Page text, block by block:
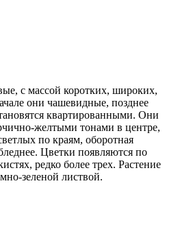
с массой коротких, широких,
они чашевидные, позднее
квартированными. Они
желтыми тонами в центре,
по краям, оборотная
Цветки появляются по
редко более трех. Растение
зеленой листвой.